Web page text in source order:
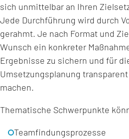
sich unmittelbar an Ihren
Jede Durchführung wird durch
gerahmt. Je nach Format und
Wunsch ein konkreter
Ergebnisse zu sichern und für
Umsetzungsplanung
machen.
Thematische Schwerpunkte
Teamfindungsprozesse